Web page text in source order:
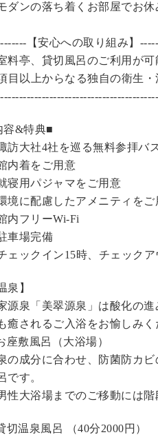
ダンの落ち着くお部屋でお休
【安心への取り組み】
料亭、貸切風呂のご利用が
目以上からなる独自の衛生
容&特典■
訪大社4社を巡る無料参拝バ
内着をご用意
寝用パジャマをご用意
境に配慮したアメニティをご
内フリーWi-Fi
車場完備
ェックイン15時、チェック
泉】
源泉「美翠源泉」は酸化の
癒されるご入浴をお愉しみく
座敷風呂（大浴場）
の成分に合わせ、防菌防カ
です。
性大浴場までのご移動には階
切温泉風呂 （40分2000円）